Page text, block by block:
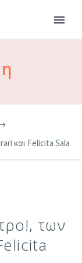
και Felicita Sala
των